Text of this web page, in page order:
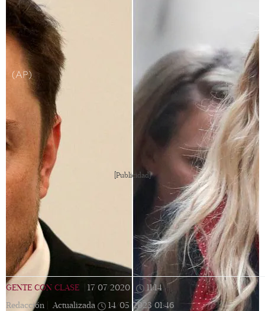
(AP)
[Publicidad]
GENTE CON CLASE 17/07/2020 11:14 |
Redacción |
Actualizada 14/05/2023 01:46